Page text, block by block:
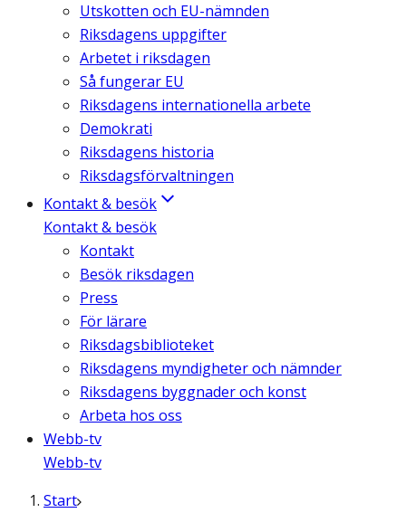
Utskotten och EU-nämnden
Riksdagens uppgifter
Arbetet i riksdagen
Så fungerar EU
Riksdagens internationella arbete
Demokrati
Riksdagens historia
Riksdagsförvaltningen
Kontakt & besök
Kontakt & besök
Kontakt
Besök riksdagen
Press
För lärare
Riksdagsbiblioteket
Riksdagens myndigheter och nämnder
Riksdagens byggnader och konst
Arbeta hos oss
Webb-tv
Webb-tv
Start